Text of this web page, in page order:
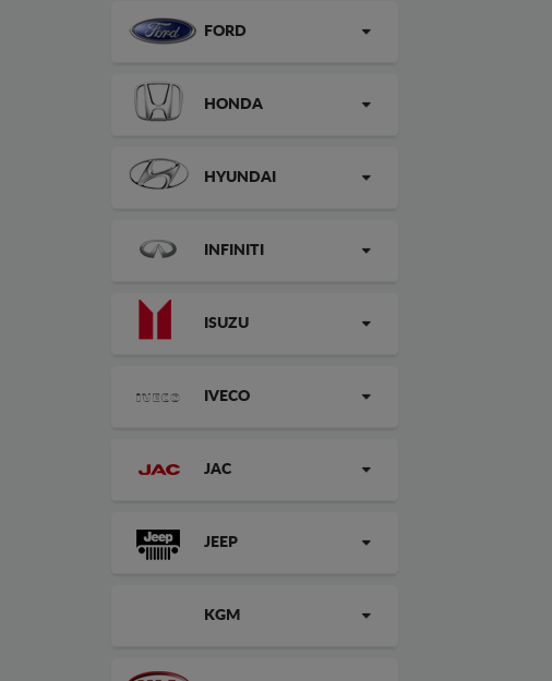
FORD
HONDA
HYUNDAI
INFINITI
ISUZU
IVECO
JAC
JEEP
KGM